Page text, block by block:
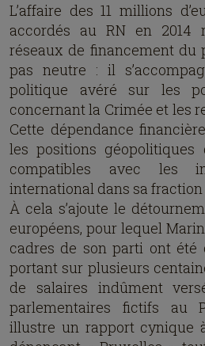
L’affaire des 11 millions
accordés au RN en 2014
réseaux de financement du
pas neutre : il
politique avéré sur les
concernant la Crimée et les
Cette dépendance
les positions géopolitiques
compatibles avec les
international dans sa
À cela s’ajoute le
européens, pour lequel
cadres de son parti ont été
portant sur plusieurs
de salaires indûment
parlementaires fictifs au
illustre un rapport cynique